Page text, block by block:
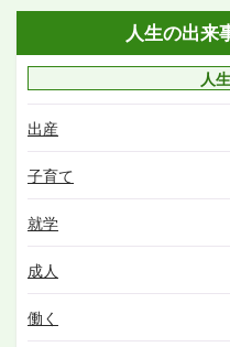
人生の出来
人
出産
子育て
就学
成人
働く